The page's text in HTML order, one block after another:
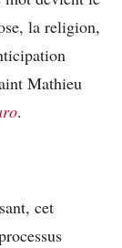
la religion,
Mathieu
.
cet